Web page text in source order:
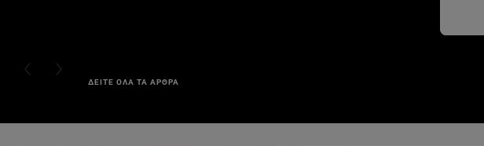
PREVIOUS CARD
NEXT CARD
ΔΕΙΤΕ ΟΛΑ ΤΑ ΑΡΘΡΑ